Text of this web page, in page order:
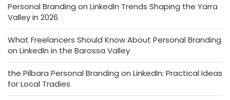
Personal Branding on LinkedIn Trends Shaping the Yarra
Valley in 2026
What Freelancers Should Know About Personal Branding
on LinkedIn in the Barossa Valley
the Pilbara Personal Branding on LinkedIn: Practical Ideas
for Local Tradies